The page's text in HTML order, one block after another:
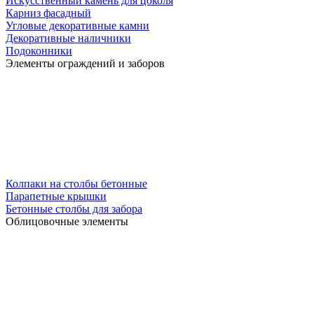
Карниз фасадный
Угловые декоративные камни
Декоративные наличники
Подоконники
Элементы ограждений и заборов
Колпаки на столбы бетонные
Парапетные крышки
Бетонные столбы для забора
Облицовочные элементы